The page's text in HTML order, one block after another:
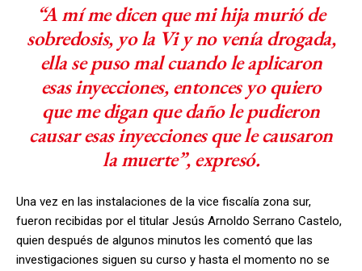
“A mí me dicen que mi hija murió de
sobredosis, yo la Vi y no venía drogada,
ella se puso mal cuando le aplicaron
esas inyecciones, entonces yo quiero
que me digan que daño le pudieron
causar esas inyecciones que le causaron
la muerte”, expresó.
Una vez en las instalaciones de la vice fiscalía zona sur,
fueron recibidas por el titular Jesús Arnoldo Serrano Castelo,
quien después de algunos minutos les comentó que las
investigaciones siguen su curso y hasta el momento no se